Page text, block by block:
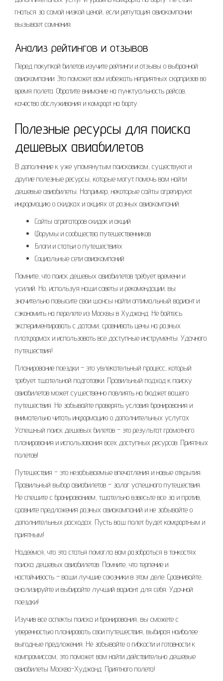
гнаться за самой низкой ценой, если репутация авиакомпании
вызывает сомнения.
Анализ рейтингов и отзывов
Перед покупкой билетов изучите рейтинги и отзывы о выбранной
авиакомпании. Это поможет вам избежать неприятных сюрпризов во
время полета. Обратите внимание на пунктуальность рейсов,
качество обслуживания и комфорт на борту.
Полезные ресурсы для поиска
дешевых авиабилетов
В дополнение к уже упомянутым поисковикам, существуют и
другие полезные ресурсы, которые могут помочь вам найти
дешевые авиабилеты. Например, некоторые сайты агрегируют
информацию о скидках и акциях от разных авиакомпаний.
Сайты агрегаторов скидок и акций
Форумы и сообщества путешественников
Блоги и статьи о путешествиях
Социальные сети авиакомпаний
Помните, что поиск дешевых авиабилетов требует времени и
усилий. Но, используя наши советы и рекомендации, вы
значительно повысите свои шансы найти оптимальный вариант и
сэкономить на перелете из Москвы в Худжанд. Не бойтесь
экспериментировать с датами, сравнивать цены на разных
платформах и использовать все доступные инструменты. Удачного
путешествия!
Планирование поездки – это увлекательный процесс, который
требует тщательной подготовки. Правильный подход к поиску
авиабилетов может существенно повлиять на бюджет вашего
путешествия. Не забывайте проверять условия бронирования и
внимательно читать информацию о дополнительных услугах.
Успешный поиск дешевых билетов – это результат грамотного
планирования и использования всех доступных ресурсов. Приятных
полетов!
Путешествия – это незабываемые впечатления и новые открытия.
Правильный выбор авиабилетов – залог успешного путешествия.
Не спешите с бронированием, тщательно взвесьте все за и против,
сравните предложения разных авиакомпаний и не забывайте о
дополнительных расходах. Пусть ваш полет будет комфортным и
приятным!
Надеемся, что эта статья помогла вам разобраться в тонкостях
поиска дешевых авиабилетов. Помните, что терпение и
настойчивость – ваши лучшие союзники в этом деле. Сравнивайте,
анализируйте и выбирайте лучший вариант для себя. Удачной
поездки!
Изучив все аспекты поиска и бронирования, вы сможете с
уверенностью планировать свои путешествия, выбирая наиболее
выгодные предложения. Не забывайте о гибкости и готовности к
компромиссам, это поможет вам найти действительно дешевые
авиабилеты Москва-Худжанд. Приятного полета!